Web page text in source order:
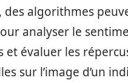
des algorithmes
analyser le
et évaluer les
sur l’image d’un